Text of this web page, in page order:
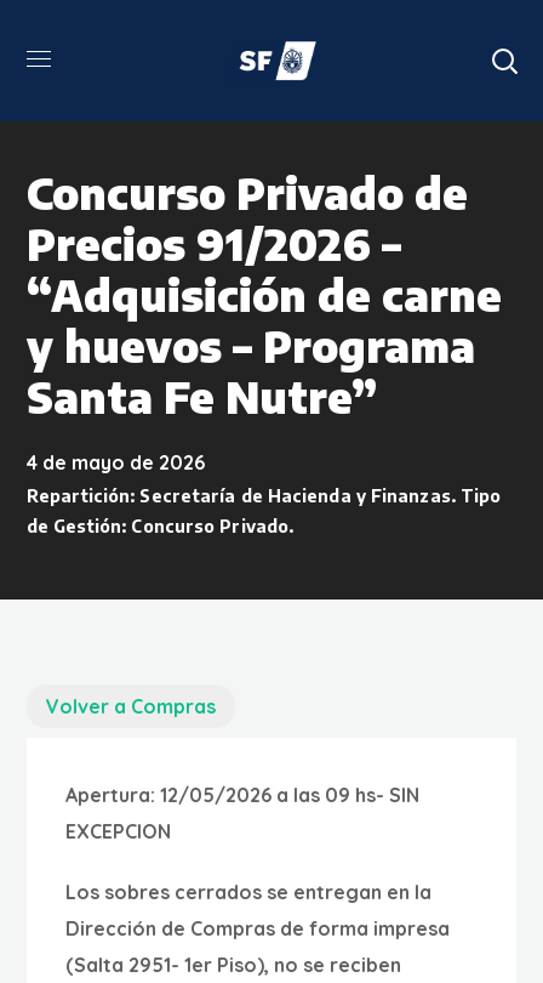
Concurso Privado de
Precios 91/2026 –
“Adquisición de carne
y huevos – Programa
Santa Fe Nutre”
4 de mayo de 2026
Repartición: Secretaría de Hacienda y Finanzas. Tipo
de Gestión: Concurso Privado.
Volver a Compras
Apertura: 12/05/2026 a las 09 hs- SIN
EXCEPCION
Los sobres cerrados se entregan en la
Dirección de Compras de forma impresa
(Salta 2951- 1er Piso), no se reciben